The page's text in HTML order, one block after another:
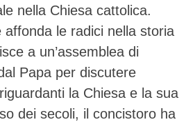
nella Chiesa cattolica.
le radici nella storia
a un’assemblea di
Papa per discutere
la Chiesa e la sua
dei secoli, il concistoro ha